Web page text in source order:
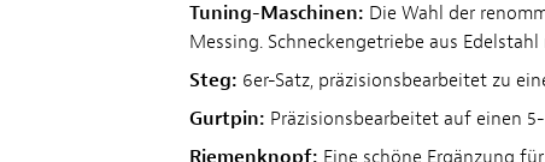
Tuning-Maschinen: Die Wahl der
Messing. Schneckengetriebe aus
Steg: 6er-Satz, präzisionsbearbeitet zu
Gurtpin: Präzisionsbearbeitet auf einen